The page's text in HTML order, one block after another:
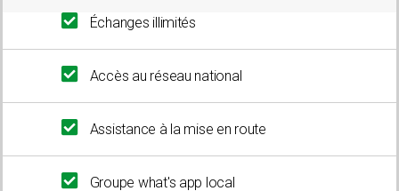
Échanges illimités
Accès au réseau national
Assistance à la mise en route
Groupe what's app local